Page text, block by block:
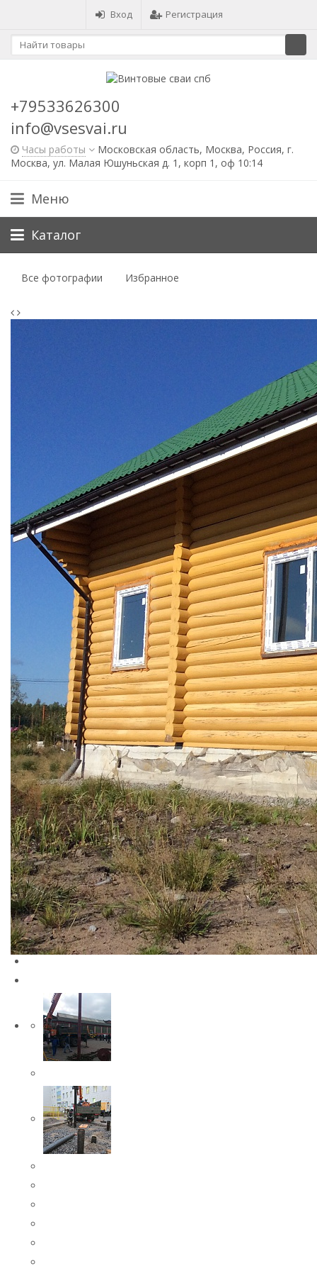
Вход Регистрация
+79533626300
info@vsesvai.ru
Часы работы
Московская область, Москва, Россия, г.
Москва, ул. Малая Юшуньская д. 1, корп 1, оф 10:14
Меню
Каталог
Все фотографии Избранное